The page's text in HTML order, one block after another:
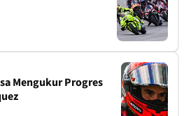
Mengukur Progres